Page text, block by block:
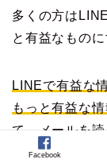
多くの方は
と有益なもの
LINEで有益な
もっと有益な
て、メールを読
Facebook